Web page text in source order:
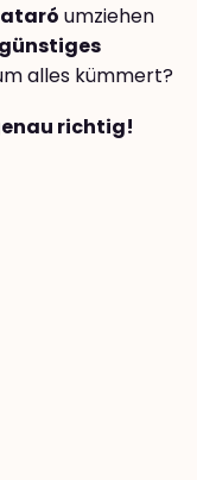
umziehen
alles kümmert?
richtig!